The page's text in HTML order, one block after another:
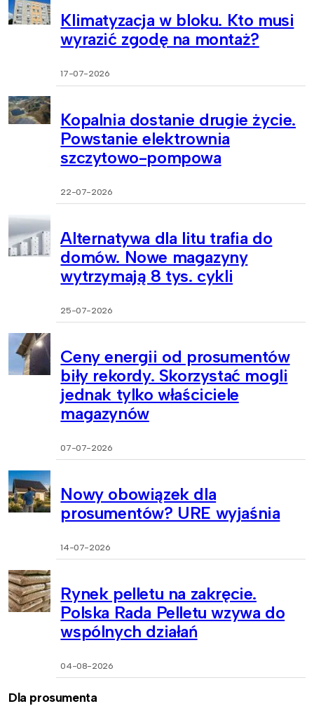
Klimatyzacja w bloku. Kto musi
wyrazić zgodę na montaż?
17-07-2026
Kopalnia dostanie drugie życie.
Powstanie elektrownia
szczytowo-pompowa
22-07-2026
Alternatywa dla litu trafia do
domów. Nowe magazyny
wytrzymają 8 tys. cykli
25-07-2026
Ceny energii od prosumentów
biły rekordy. Skorzystać mogli
jednak tylko właściciele
magazynów
07-07-2026
Nowy obowiązek dla
prosumentów? URE wyjaśnia
14-07-2026
Rynek pelletu na zakręcie.
Polska Rada Pelletu wzywa do
wspólnych działań
04-08-2026
Dla prosumenta